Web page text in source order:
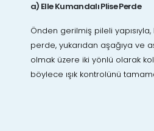
a) Elle Kumandalı Plise Perde
Önden gerilmiş pileli
perde, yukarıdan aşağıya ve
olmak üzere iki yönlü olarak
böylece ışık kontrolünü